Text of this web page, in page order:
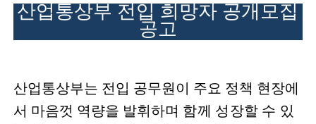
산업통상부 전입 희망자 공개모집
공고
산업통상부는 전입 공무원이 주요 정책 현장에
서 마음껏 역량을 발휘 하며 함께 성장할 수 있